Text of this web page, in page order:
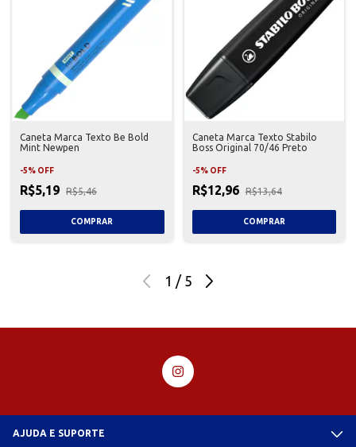
Caneta Marca Texto Be Bold
Mint Newpen
-5% OFF
R$5,19 R$5,46
Caneta Marca Texto Stabilo
Boss Original 70/46 Preto
-5% OFF
R$12,96 R$13,64
1 / 5
AJUDA E SUPORTE